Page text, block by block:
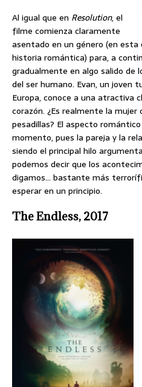
Al igual que en Resolution, el
filme comienza claramente
asentado en un género (en esta
historia romántica) para, a
gradualmente en algo salido de
del ser humano. Evan, un joven
Europa, conoce a una atractiva
corazón. ¿Es realmente la mujer
pesadillas? El aspecto
momento, pues la pareja y la
siendo el principal hilo
podemos decir que los
digamos… bastante más
esperar en un principio.
The Endless, 2017